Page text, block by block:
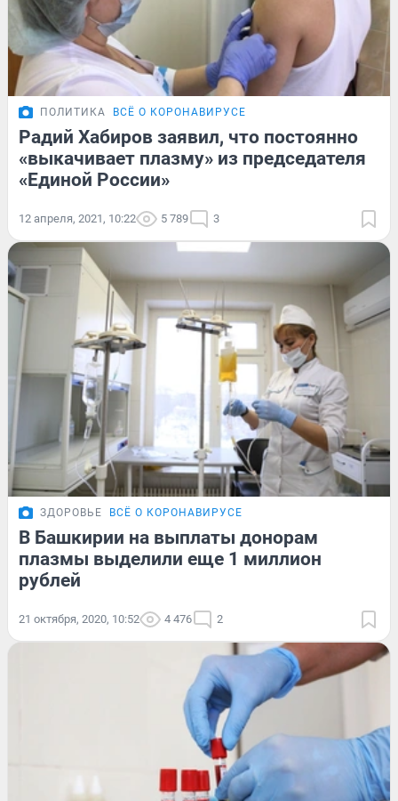
ПОЛИТИКА ВСЁ О КОРОНАВИРУСЕ
Радий Хабиров заявил, что постоянно
«выкачивает плазму» из председателя
«Единой России»
12 апреля, 2021, 10:22 5 789 3
ЗДОРОВЬЕ ВСЁ О КОРОНАВИРУСЕ
В Башкирии на выплаты донорам
плазмы выделили еще 1 миллион
рублей
21 октября, 2020, 10:52 4 476 2